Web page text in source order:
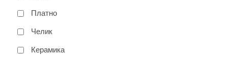
Платно
Челик
Керамика